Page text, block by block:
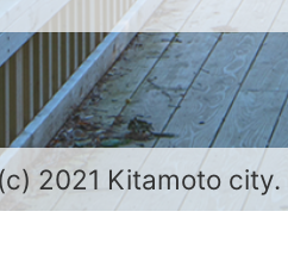
2021 Kitamoto city.